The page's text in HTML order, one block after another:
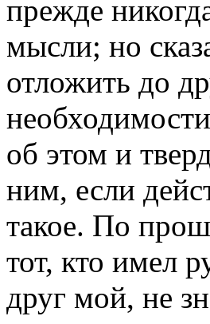
прежде
мысли; но
отложить до
об этом и
ним, если
такое. По
тот, кто имел
друг мой, не